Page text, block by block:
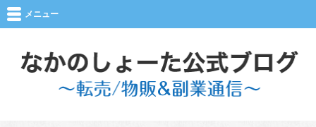
メニュー